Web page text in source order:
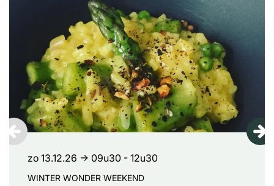
WINTER WONDER WEEKEND
zo 13.12.26 → 09u30 - 12u30